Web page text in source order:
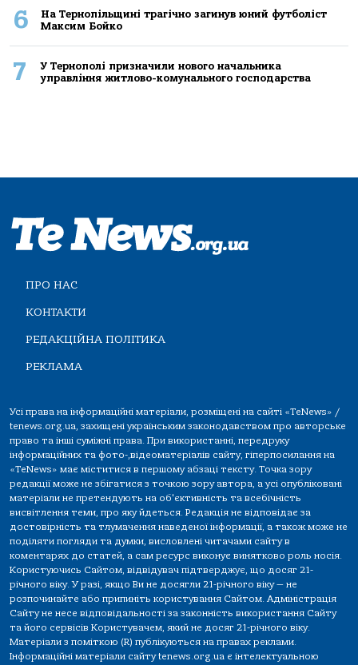
6
На Тернопільщині трагічно загинув юний футболіст
Максим Бойко
7
У Тернополі призначили нового начальника
управління житлово-комунального господарства
ПРО НАС
КОНТАКТИ
РЕДАКЦІЙНА ПОЛІТИКА
РЕКЛАМА
Усі права на інформаційні матеріали, розміщені на сайті «TeNews» /
tenews.org.ua, захищені українським законодавством про авторське
право та інші суміжні права. При використанні, передруку
інформаційних та фото-,відеоматеріалів сайту, гіперпосилання на
«TeNews» має міститися в першому абзаці тексту. Точка зору
редакції може не збігатися з точкою зору автора, а усі опубліковані
матеріали не претендують на об'єктивність та всебічність
висвітлення теми, про яку йдеться. Редакція не відповідає за
достовірність та тлумачення наведеної інформації, а також може не
поділяти погляди та думки, висловлені читачами сайту в
коментарях до статей, а сам ресурс виконує винятково роль носія.
Користуючись Сайтом, відвідувач підтверджує, що досяг 21-
річного віку. У разі, якщо Ви не досягли 21-річного віку — не
розпочинайте або припиніть користування Сайтом. Адміністрація
Сайту не несе відповідальності за законність використання Сайту
та його сервісів Користувачем, який не досяг 21-річного віку.
Матеріали з поміткою (R) публікуються на правах реклами.
Інформаційні матеріали сайту tenews.org.ua є інтелектуальною